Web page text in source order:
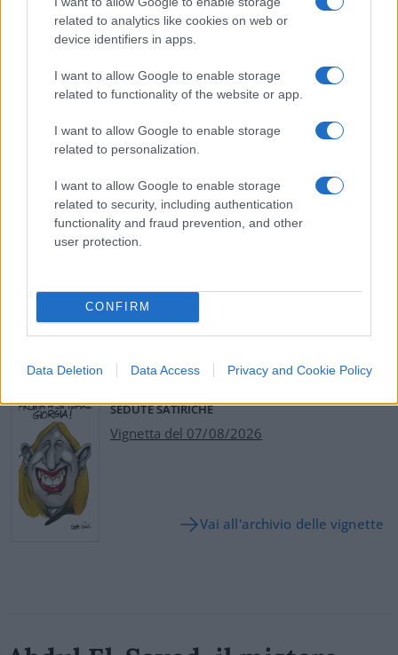
related to analytics like cookies on web or
device identifiers in apps.
I want to allow Google to enable storage
related to functionality of the website or app.
I want to allow Google to enable storage
related to personalization.
I want to allow Google to enable storage
related to security, including authentication
functionality and fraud prevention, and other
user protection.
CONFIRM
Data Deletion Data Access Privacy and Cookie Policy
tratta diuna disposizione palesemente
incostituzionale, se solo si ha una minima
conoscenza della ripartizione di competenze
legislative fra Stato e Regioni. Occorre però che a
dirlo sia la Consulta, dichiarando illegittima la
norma. Ma prima i giudici dovranno sorbirsene la
Giorgio Spaziani Testa, 28 maggio 2022
SEDUTE SATIRICHE
Vignetta del 07/08/2026
Vai all'archivio delle vignette